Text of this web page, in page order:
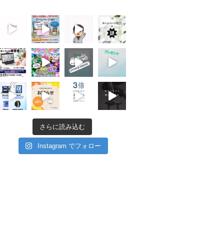
さらに読み込む
Instagram でフォロー